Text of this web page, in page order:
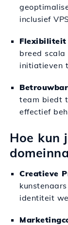
inclusief
breed
initiatieven
team biedt
effectief
Hoe kun
Creatieve
identiteit